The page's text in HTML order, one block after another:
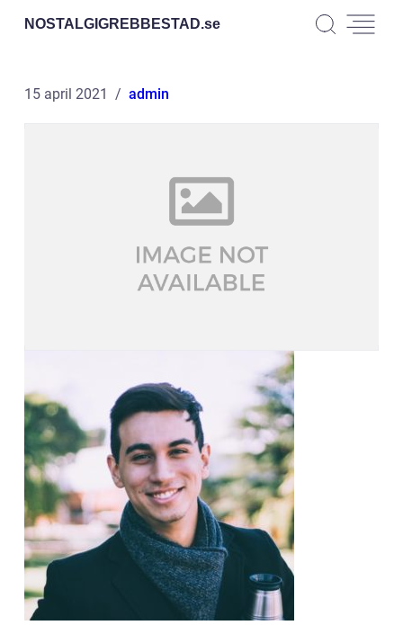
NOSTALGIGREBBESTAD.se
15 april 2021 admin